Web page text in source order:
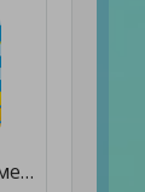
Slice It All! [Мод меню]